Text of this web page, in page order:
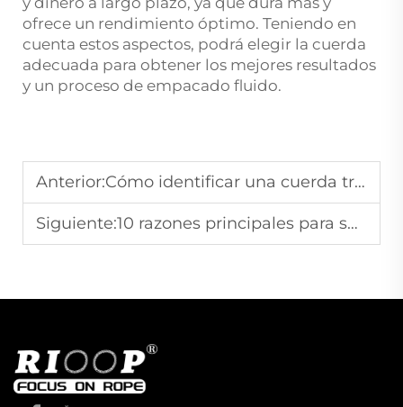
ofrece un rendimiento óptimo. Teniendo en
cuenta estos aspectos, podrá elegir la cuerda
adecuada para obtener los mejores resultados
y un proceso de empacado fluido.
Anterior:Cómo identificar una cuerda trenzada de alta calidad: una lista de verificación para compradores
Siguiente:10 razones principales para sustituir el cable de acero por UHMWPE en la industria pesada